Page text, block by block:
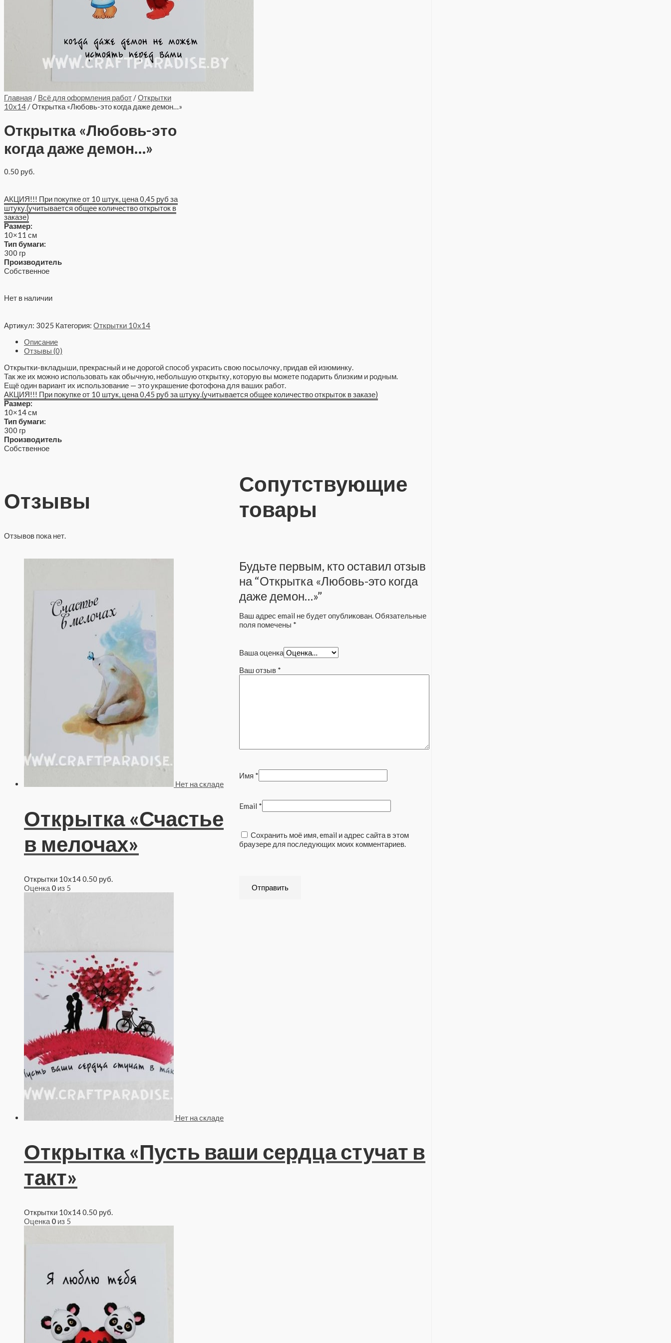
Главная / Всё для оформления работ/Открытки
10x14/ Открытка «Любовь-это когда даже демон…»
Открытка «Любовь-это
когда даже демон…»
0.50 руб.
АКЦИЯ!!! При покупке от 10 штук, цена 0,45 руб за
штуку.(учитывается общее количество открыток в
заказе)
Размер:
10×11 см
Тип бумаги:
300 гр
Производитель
Собственное
Нет в наличии
Артикул: 3025 Категория: Открытки 10x14
Описание
Отзывы (0)
Открытки-вкладыши, прекрасный и не дорогой способ украсить свою посылочку, придав ей изюминку.
Так же их можно использовать как обычную, небольшую открытку, которую вы можете подарить близким и родным.
Ещё один вариант их использование — это украшение фотофона для ваших работ.
АКЦИЯ!!! При покупке от 10 штук, цена 0,45 руб за штуку.(учитывается общее количество открыток в заказе)
Размер:
10×14 см
Тип бумаги:
300 гр
Производитель
Собственное
Отзывы
Отзывов пока нет.
Будьте первым, кто оставил отзыв
на “Открытка «Любовь-это когда
даже демон…»”
Ваш адрес email не будет опубликован.Обязательные
поля помечены *
Ваша оценка
Ваш отзыв *
Имя *
Email *
Сохранить моё имя, email и адрес сайта в этом
браузере для последующих моих комментариев.
Сопутствующие
товары
Нет на складе
Открытка «Счастье
в мелочах»
Открытки 10x140.50 руб.
Оценка 0 из 5
Нет на складе
Открытка «Пусть ваши сердца стучат в
такт»
Открытки 10x140.50 руб.
Оценка 0 из 5